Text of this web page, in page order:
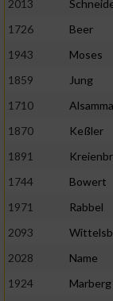
2013
1726
Beer
1943
Moses
1859
Jung
1710
1870
Keßler
1891
1744
Bowert
1971
Rabbel
2093
2028
Name
1924
Marberg
Verwendung
von
Werbung
personalisierter
von Inhalten
personalisierter